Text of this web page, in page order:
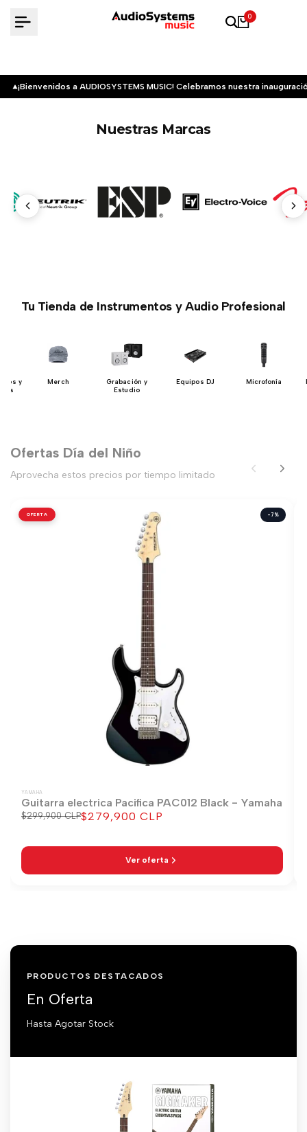
0
¡Bienvenidos a AUDIOSYSTEMS MUSIC! Celebramos nuestra
Nuestras Marcas
Tu Tienda de Instrumentos y Audio Profesional
y
Merch
Grabación y
Estudio
Equipos DJ Microfonía
Ofertas Día del Niño
Aprovecha estos precios por tiempo limitado
OFERTA -7%
YAMAHA
Guitarra electrica Pacifica PAC012 Black - Yamaha
Precio
$299,900 CLPPrecio
$279,900 CLP
Ver oferta
PRODUCTOS DESTACADOS
En Oferta
Hasta Agotar Stock